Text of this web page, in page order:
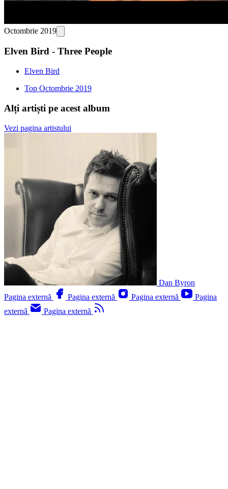
Octombrie 2019
Elven Bird - Three People
Elven Bird
Top Octombrie 2019
Alți artiști pe acest album
Vezi pagina artistului
Dan Byron
Pagina externă
Pagina externă Pagina externă
Pagina
externă
Pagina externă